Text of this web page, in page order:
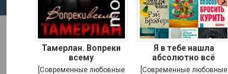
Тамерлан. Вопреки
всему
[Современные любовные
Я в тебе нашла
абсолютно всё
[Современные любовные